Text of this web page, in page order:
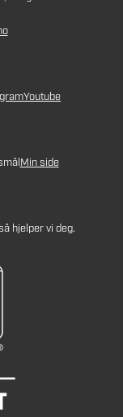
Youtube
Min side
hjelper vi deg.